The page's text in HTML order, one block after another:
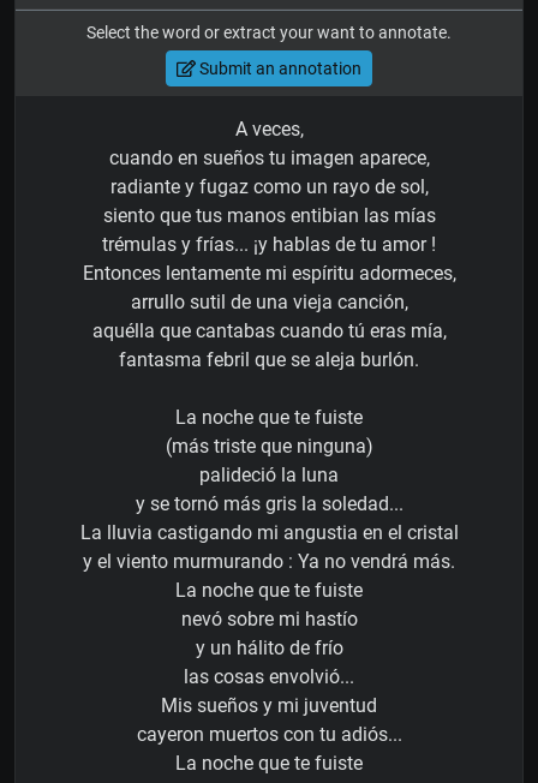
Select the word or extract your want to annotate.
Submit an annotation
A veces,
cuando en sueños tu imagen aparece,
radiante y fugaz como un rayo de sol,
siento que tus manos entibian las mías
trémulas y frías... ¡y hablas de tu amor !
Entonces lentamente mi espíritu adormeces,
arrullo sutil de una vieja canción,
aquélla que cantabas cuando tú eras mía,
fantasma febril que se aleja burlón.
La noche que te fuiste
(más triste que ninguna)
palideció la luna
y se tornó más gris la soledad...
La lluvia castigando mi angustia en el cristal
y el viento murmurando : Ya no vendrá más.
La noche que te fuiste
nevó sobre mi hastío
y un hálito de frío
las cosas envolvió...
Mis sueños y mi juventud
cayeron muertos con tu adiós...
La noche que te fuiste